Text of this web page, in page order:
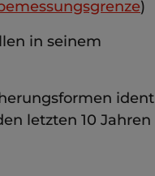
)
in seinem
letzten 10